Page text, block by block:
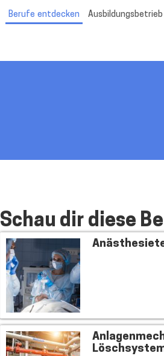
Berufe entdecken
Schau dir diese